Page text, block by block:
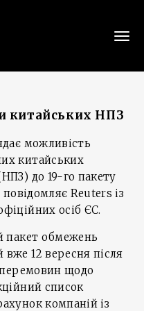
китайських НПЗ
можливість
китайських
до 19-го пакету
Reuters із
осіб ЄС.
пакет обмежень
12 вересня після
перемовин щодо
список
компаній із